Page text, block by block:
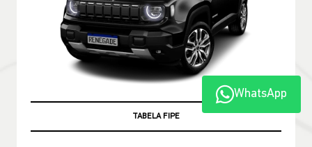
TABELA FIPE
WhatsApp